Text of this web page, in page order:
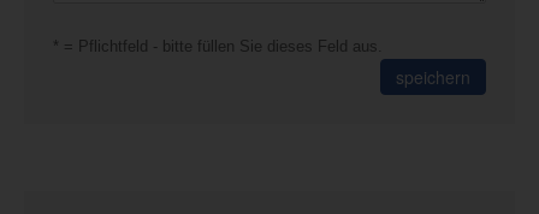
* = Pflichtfeld - bitte füllen Sie dieses Feld aus.
speichern